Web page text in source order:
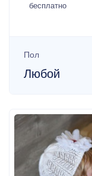
бесплатно
Пол
Любой